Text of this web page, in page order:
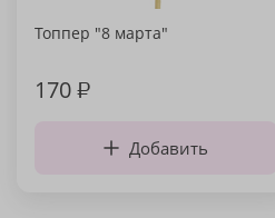
Топпер "8 марта"
170₽
Добавить